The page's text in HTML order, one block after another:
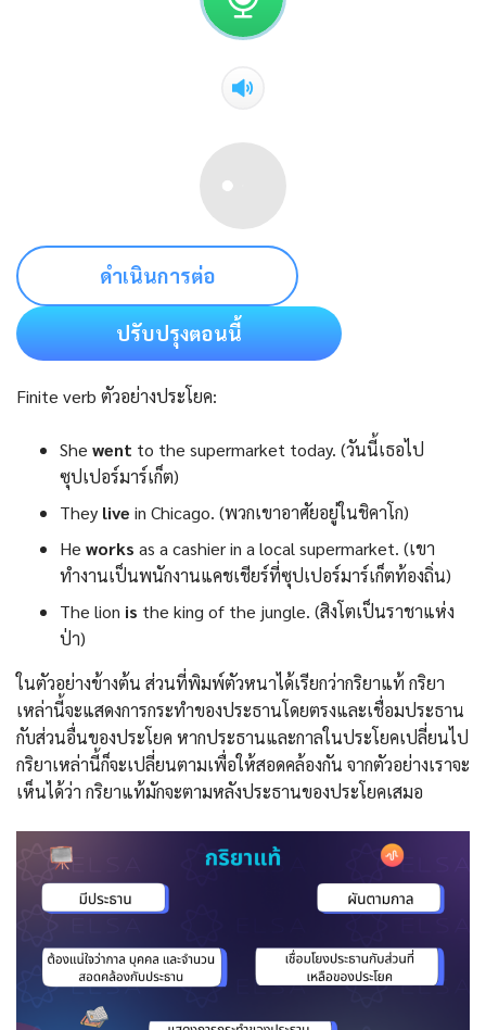
ดำเนินการต่อ
ปรับปรุงตอนนี้
Finite verb ตัวอย่างประโยค:
She went to the supermarket today. (วันนี้เธอไป
ซุปเปอร์มาร์เก็ต)
They live in Chicago. (พวกเขาอาศัยอยู่ในชิคาโก)
He works as a cashier in a local supermarket. (เขา
ทำงานเป็นพนักงานแคชเชียร์ที่ซุปเปอร์มาร์เก็ตท้องถิ่น)
The lion is the king of the jungle. (สิงโตเป็นราชาแห่ง
ป่า)
ในตัวอย่างข้างต้น ส่วนที่พิมพ์ตัวหนาได้เรียกว่ากริยาแท้ กริยา
เหล่านี้จะแสดงการกระทำของประธานโดยตรงและเชื่อมประธาน
กับส่วนอื่นของประโยค หากประธานและกาลในประโยคเปลี่ยนไป
กริยาเหล่านี้ก็จะเปลี่ยนตามเพื่อให้สอดคล้องกัน จากตัวอย่างเราจะ
เห็นได้ว่า กริยาแท้มักจะตามหลังประธานของประโยคเสมอ